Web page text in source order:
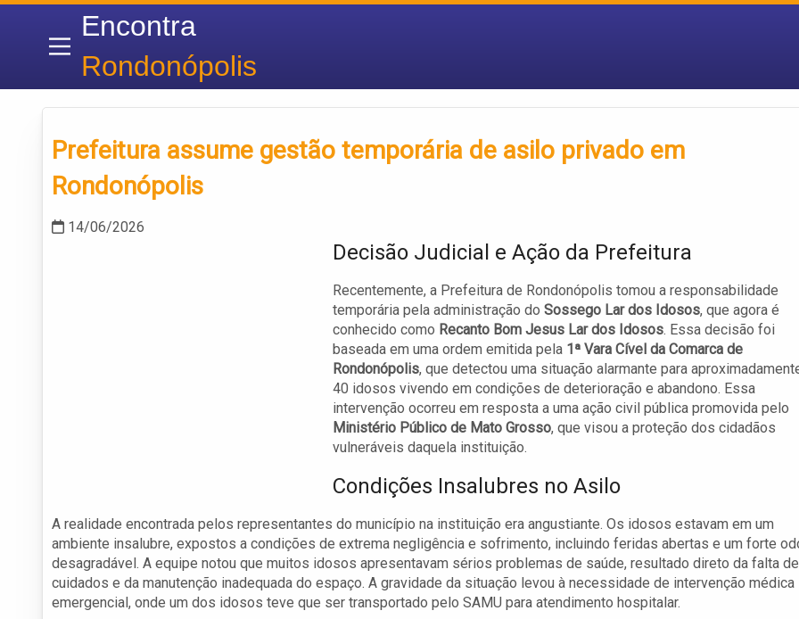
Encontra
Rondonópolis
Prefeitura assume gestão temporária de asilo privado em
Rondonópolis
14/06/2026
Decisão Judicial e Ação da Prefeitura
Recentemente, a Prefeitura de Rondonópolis tomou a responsabilidade
temporária pela administração do Sossego Lar dos Idosos, que agora é
conhecido como Recanto Bom Jesus Lar dos Idosos. Essa decisão foi
baseada em uma ordem emitida pela 1ª Vara Cível da Comarca de
Rondonópolis, que detectou uma situação alarmante para
40 idosos vivendo em condições de deterioração e abandono. Essa
intervenção ocorreu em resposta a uma ação civil pública promovida pelo
Ministério Público de Mato Grosso, que visou a proteção dos cidadãos
vulneráveis daquela instituição.
Condições Insalubres no Asilo
A realidade encontrada pelos representantes do município na instituição era angustiante. Os idosos estavam em um
ambiente insalubre, expostos a condições de extrema negligência e sofrimento, incluindo feridas abertas e um forte
desagradável. A equipe notou que muitos idosos apresentavam sérios problemas de saúde, resultado direto da falta de
cuidados e da manutenção inadequada do espaço. A gravidade da situação levou à necessidade de intervenção médica
emergencial, onde um dos idosos teve que ser transportado pelo SAMU para atendimento hospitalar.